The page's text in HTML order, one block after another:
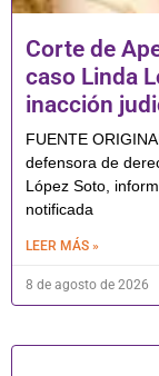
Corte de
caso Linda
inacción
FUENTE
defensora de
López Soto,
notificada
LEER MÁS »
8 de agosto de 2026